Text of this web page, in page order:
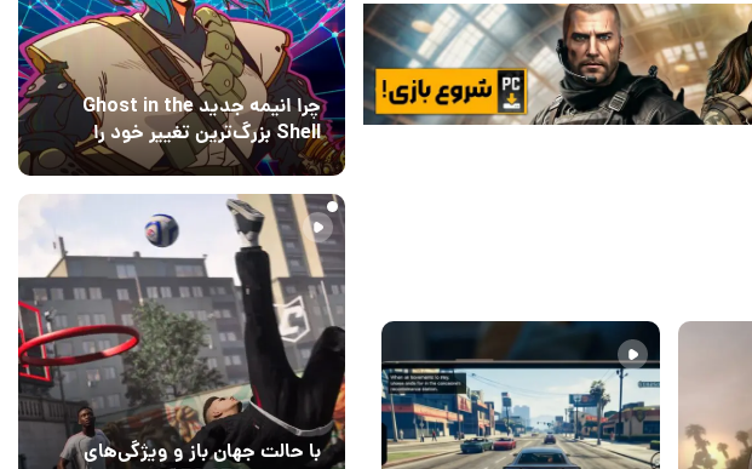
چرا انیمه جدید Ghost in the
Shell بزرگ‌ترین تغییر خود را
اعمال کرده است؟ کارگردانان
20 ساعت قبل
با حالت جهان باز و ویژگی‌های